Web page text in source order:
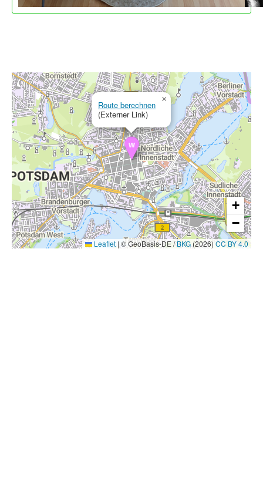
Route berechnen
(Externer Link)
×
+
−
Leaflet | © GeoBasis-DE /BKG (2026) CC BY 4.0